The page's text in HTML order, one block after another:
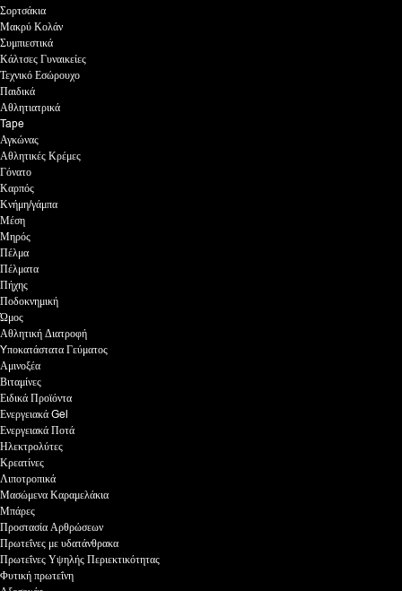
Σορτσάκια
Μακρύ Κολάν
Συμπιεστικά
Κάλτσες Γυναικείες
Τεχνικό Εσώρουχο
Παιδικά
Αθλητιατρικά
Tape
Αγκώνας
Αθλητικές Κρέμες
Γόνατο
Καρπός
Κνήμη/γάμπα
Μέση
Μηρός
Πέλμα
Πέλματα
Πήχης
Ποδοκνημική
Ώμος
Αθλητική Διατροφή
Yποκατάστατα Γεύματος
Αμινοξέα
Βιταμίνες
Ειδικά Προϊόντα
Ενεργειακά Gel
Ενεργειακά Ποτά
Ηλεκτρολύτες
Κρεατίνες
Λιποτροπικά
Μασώμενα Καραμελάκια
Μπάρες
Προστασία Αρθρώσεων
Πρωτεΐνες με υδατάνθρακα
Πρωτεΐνες Υψηλής Περιεκτικότητας
Φυτική πρωτεΐνη